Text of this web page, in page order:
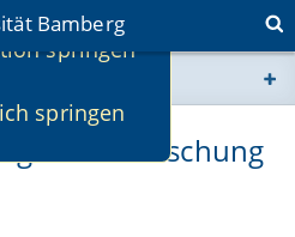
springen
springen
Bamberg
2010: Forschung